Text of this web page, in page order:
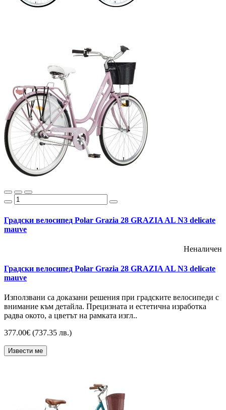
Градски велосипед Polar Grazia 28 GRAZIA AL N3 delicate
mauve
Неналичен
Градски велосипед Polar Grazia 28 GRAZIA AL N3 delicate
mauve
Използвани са доказани решения при градските велосипеди с
внимание към детайла. Прецизната и естетична изработка
радва окото, а цветът на рамката изгл..
377.00€ (737.35 лв.)
Извести ме